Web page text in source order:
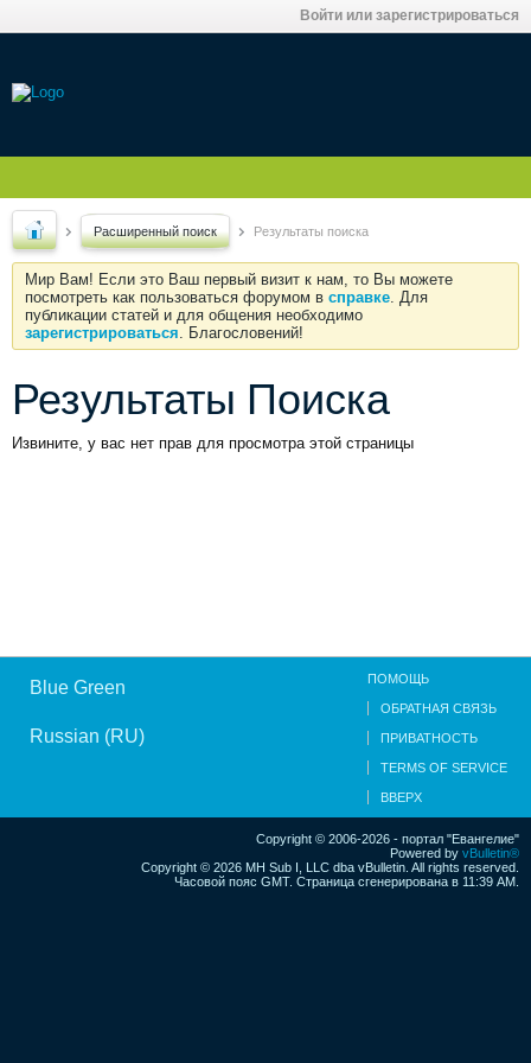
Войти или зарегистрироваться
Расширенный поиск Результаты поиска
Мир Вам! Если это Ваш первый визит к нам, то Вы можете
посмотреть как пользоваться форумом в справке. Для
публикации статей и для общения необходимо
зарегистрироваться. Благословений!
Результаты Поиска
Извините, у вас нет прав для просмотра этой страницы
Blue Green
Russian (RU)
ПОМОЩЬ
ОБРАТНАЯ СВЯЗЬ
ПРИВАТНОСТЬ
TERMS OF SERVICE
ВВЕРХ
Copyright © 2006-2026 - портал "Евангелие"
Powered by vBulletin®
Copyright © 2026 MH Sub I, LLC dba vBulletin. All rights reserved.
Часовой пояс GMT. Страница сгенерирована в 11:39 AM.